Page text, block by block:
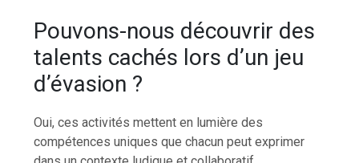
Pouvons-nous découvrir des
talents cachés lors d’un jeu
d’évasion ?
Oui, ces activités mettent en lumière des
compétences uniques que chacun peut exprimer